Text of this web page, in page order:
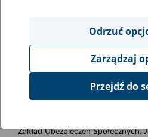
obsługa klientów
Event description
Platforma Usług Elektronicznych
Zakład Ubezpieczeń Społecznych.
Odrzuć
Zarządzaj
Przejdź do